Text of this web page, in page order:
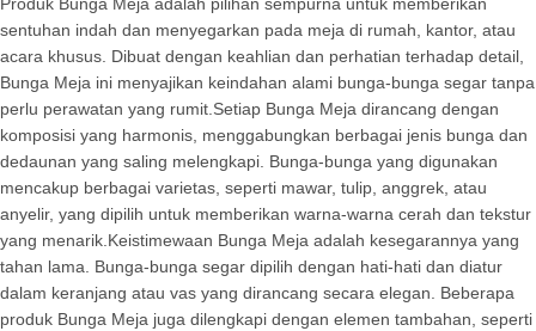
sentuhan indah dan menyegarkan pada meja di rumah, kantor, atau
acara khusus. Dibuat dengan keahlian dan perhatian terhadap detail,
Bunga Meja ini menyajikan keindahan alami bunga-bunga segar tanpa
perlu perawatan yang rumit.Setiap Bunga Meja dirancang dengan
komposisi yang harmonis, menggabungkan berbagai jenis bunga dan
dedaunan yang saling melengkapi. Bunga-bunga yang digunakan
mencakup berbagai varietas, seperti mawar, tulip, anggrek, atau
anyelir, yang dipilih untuk memberikan warna-warna cerah dan tekstur
yang menarik.Keistimewaan Bunga Meja adalah kesegarannya yang
tahan lama. Bunga-bunga segar dipilih dengan hati-hati dan diatur
dalam keranjang atau vas yang dirancang secara elegan. Beberapa
produk Bunga Meja juga dilengkapi dengan elemen tambahan, seperti